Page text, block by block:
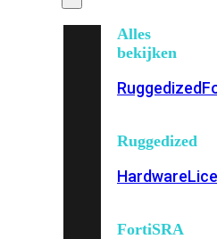
Alles
bekijken
Ruggedized
Ruggedized
Hardware
FortiSRA